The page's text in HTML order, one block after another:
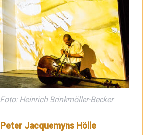
Foto: Heinrich Brinkmöller-Becker
Peter Jacquemyns Hölle